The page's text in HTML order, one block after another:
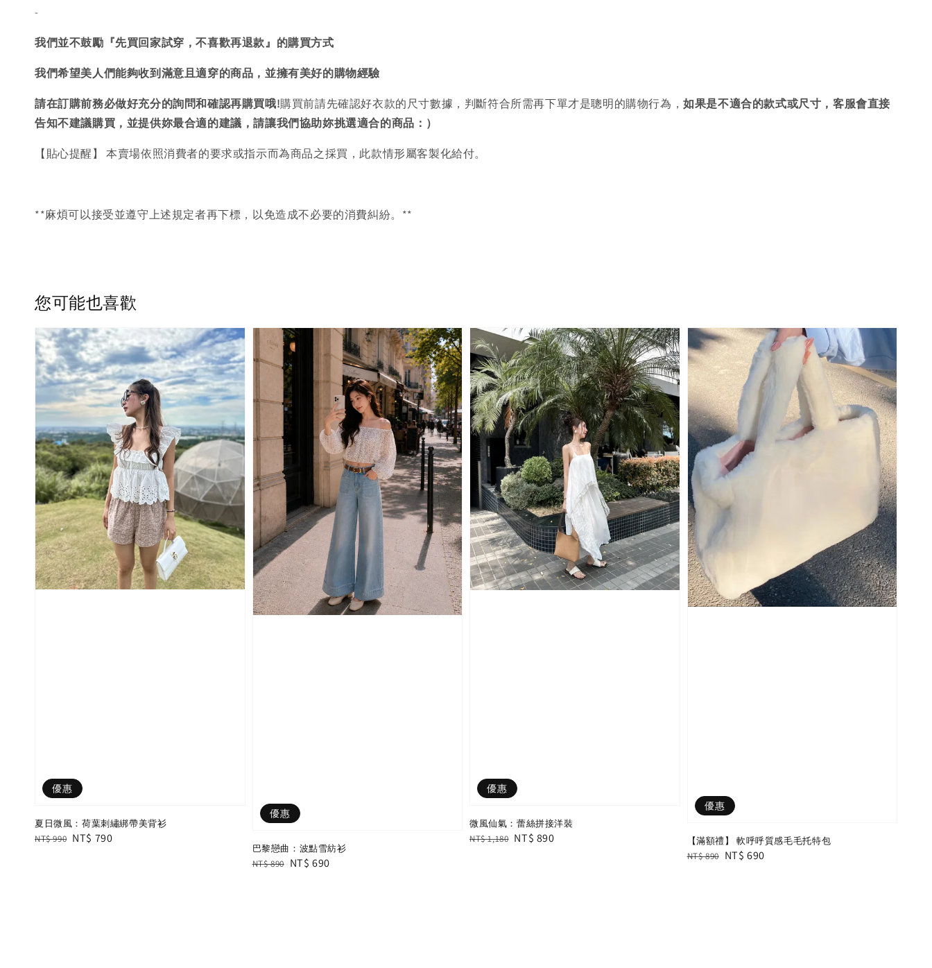
-
我們並不鼓勵『先買回家試穿，不喜歡再退款』的購買方式
我們希望美人們能夠收到滿意且適穿的商品，並擁有美好的購物經驗
請在訂購前務必做好充分的詢問和確認再購買哦!購買前請先確認好衣款的尺寸數據，判斷符合所需再下單才是聰明的購物行為，如果是不適合的款式或尺寸，客服會直接
告知不建議購買， 並提供妳最合適的建議，請讓我們協助妳挑選適合的商品：）
【貼心提醒】 本賣場依照消費者的要求或指示而為商品之採買，此款情形屬客製化給付。
**麻煩可以接受並遵守上述規定者再下標，以免造成不必要的消費糾紛。**
您可能也喜歡
優惠
夏日微風：荷葉刺繡綁帶美背衫
Regular
NT$ 990 Sale
NT$ 790
優惠
巴黎戀曲：波點雪紡衫
Regular
NT$ 890 Sale
NT$ 690
優惠
微風仙氣：蕾絲拼接洋裝
Regular
NT$ 1,180 Sale
NT$ 890
優惠
【滿額禮】 軟呼呼質感毛毛托特包
Regular
NT$ 890 Sale
NT$ 690